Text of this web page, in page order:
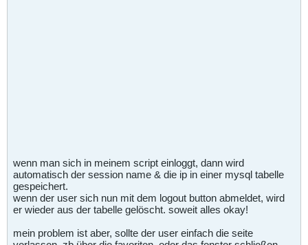
wenn man sich in meinem script einloggt, dann wird
automatisch der session name & die ip in einer mysql tabelle
gespeichert.
wenn der user sich nun mit dem logout button abmeldet, wird
er wieder aus der tabelle gelöscht. soweit alles okay!
mein problem ist aber, sollte der user einfach die seite